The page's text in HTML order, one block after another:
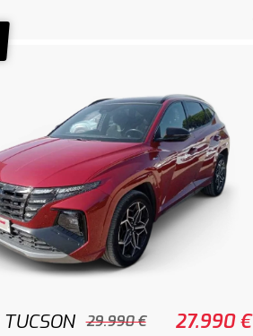
29.990 € 27.990 €